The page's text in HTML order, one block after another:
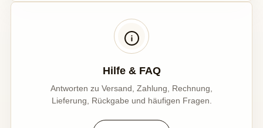
Hilfe & FAQ
Antworten zu Versand, Zahlung, Rechnung,
Lieferung, Rückgabe und häufigen Fragen.